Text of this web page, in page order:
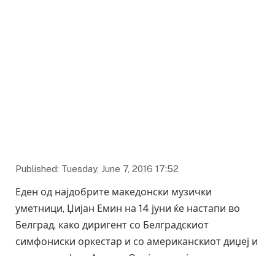
Published: Tuesday, June 7, 2016 17:52
Еден од најдобрите македонски музички
уметници, Џијан Емин на 14 јуни ќе настапи во
Белград, како диригент со Белградскиот
симфониски оркестар и со американскиот диџеј и